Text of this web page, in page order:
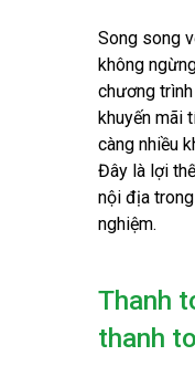
Song song
không
chương
khuyến mãi
càng nhiều
Đây là lợi
nội địa
nghiệm.
Thanh
thanh